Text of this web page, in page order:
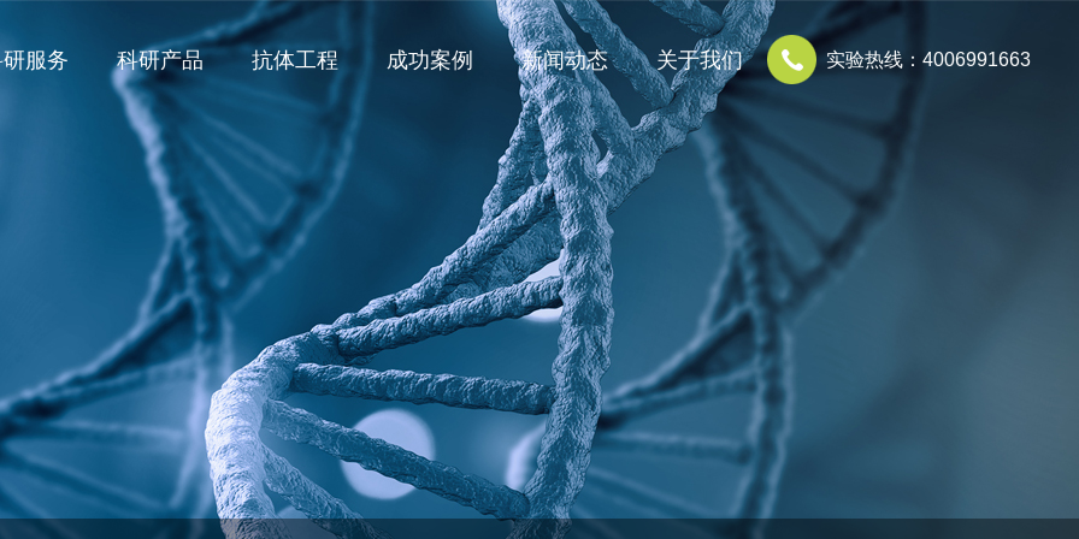
实验热线：4006991663
服务 科研产品 抗体工程 成功案例 新闻动态 关于我们